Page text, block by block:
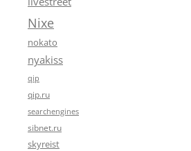
Nixe
nokato
nyakiss
qip
qip.ru
searchengines
sibnet.ru
skyreist